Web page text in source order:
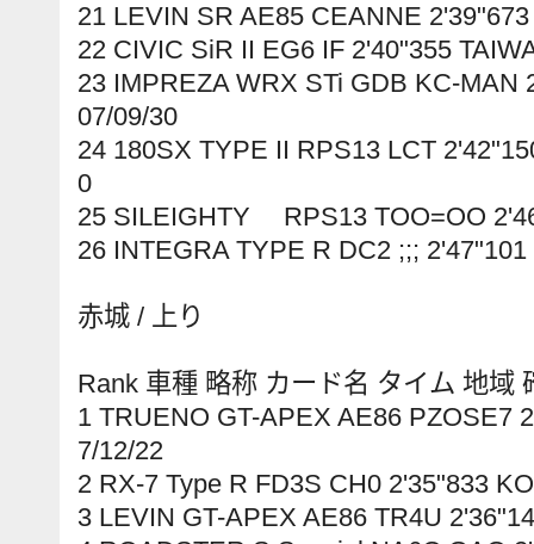
21 LEVIN SR AE85 CEANNE
22 CIVIC SiR II EG6 IF 2'40"355
23 IMPREZA WRX STi GDB KC-MAN
07/09/30
24 180SX TYPE II RPS13 LCT
0
25 SILEIGHTY RPS13 TOO=OO
26 INTEGRA TYPE R DC2 ;;;
赤城 / 上り
Rank 車種 略称 カード名 タイム 地域
1 TRUENO GT-APEX AE86 PZOSE7
7/12/22
2 RX-7 Type R FD3S CH0 2'35"833
3 LEVIN GT-APEX AE86 TR4U